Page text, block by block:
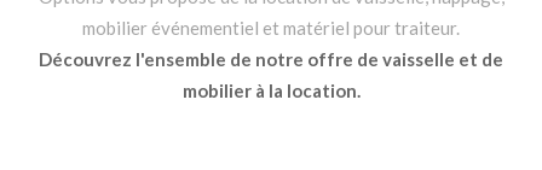
mobilier événementiel et matériel pour traiteur.
Découvrez l'ensemble de notre offre de vaisselle et de
mobilier à la location.